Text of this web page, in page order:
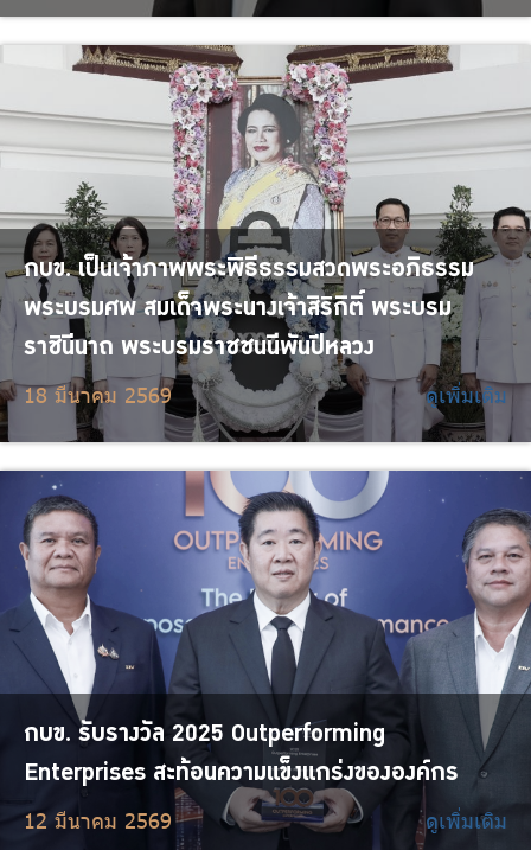
กบข. เป็นเจ้าภาพพระพิธีธรรมสวดพระอภิธรรม
พระบรมศพ สมเด็จพระนางเจ้าสิริกิติ์ พระบรม
ราชินีนาถ พระบรมราชชนนีพันปีหลวง
18 มีนาคม 2569 ดูเพิ่มเติม
กบข. รับรางวัล 2025 Outperforming
Enterprises สะท้อนความแข็งแกร่งขององค์กร
12 มีนาคม 2569 ดูเพิ่มเติม